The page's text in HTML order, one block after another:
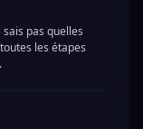
pas quelles
les étapes